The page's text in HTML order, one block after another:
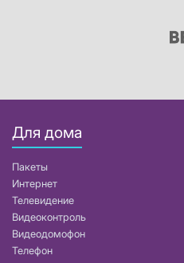
Для дома
Пакеты
Интернет
Телевидение
Видеоконтроль
Видеодомофон
Телефон